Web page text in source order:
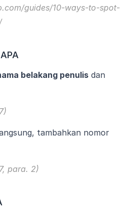
guides/10-ways-to-spot-
belakang penulis
tambahkan nomor
para. 2)